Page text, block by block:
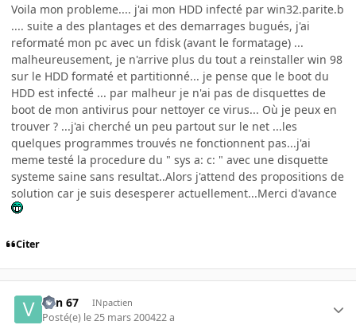
Voila mon probleme.... j'ai mon HDD infecté par win32.parite.b
.... suite a des plantages et des demarrages bugués, j'ai
reformaté mon pc avec un fdisk (avant le formatage) ...
malheureusement, je n'arrive plus du tout a reinstaller win 98
sur le HDD formaté et partitionné... je pense que le boot du
HDD est infecté ... par malheur je n'ai pas de disquettes de
boot de mon antivirus pour nettoyer ce virus... Où je peux en
trouver ? ...j'ai cherché un peu partout sur le net ...les
quelques programmes trouvés ne fonctionnent pas...j'ai
meme testé la procedure du " sys a: c: " avec une disquette
systeme saine sans resultat..Alors j'attend des propositions de
solution car je suis desesperer actuellement...Merci d'avance
Citer
Van 67 INpactien
Posté(e) le 25 mars 200422 a